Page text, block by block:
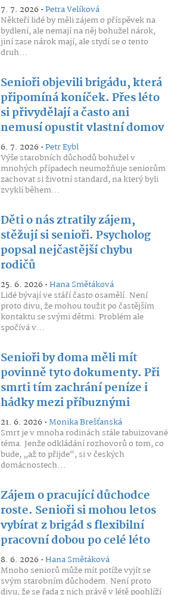
7. 7. 2026 •Petra Velíková
Někteří lidé by měli zájem o příspěvek na
bydlení, ale nemají na něj bohužel nárok,
jiní zase nárok mají, ale stydí se o tento
druh...
Senioři objevili brigádu, která
připomíná koníček. Přes léto
si přivydělají a často ani
nemusí opustit vlastní domov
6. 7. 2026 •Petr Eybl
Výše starobních důchodů bohužel v
mnohých případech neumožňuje seniorům
zachovat si životní standard, na který byli
zvyklí během...
Děti o nás ztratily zájem,
stěžují si senioři. Psycholog
popsal nejčastější chybu
rodičů
25. 6. 2026 •Hana Smětáková
Lidé bývají ve stáří často osamělí. Není
proto divu, že mohou toužit po častějším
kontaktu se svými dětmi. Problém ale
spočívá v...
Senioři by doma měli mít
povinně tyto dokumenty. Při
smrti tím zachrání peníze i
hádky mezi příbuznými
21. 6. 2026 •Monika Brešťanská
Smrt je v mnoha rodinách stále tabuizované
téma. Jenže odkládání rozhovorů o tom, co
bude, „až to přijde“, si v českých
domácnostech...
Zájem o pracující důchodce
roste. Senioři si mohou letos
vybírat z brigád s flexibilní
pracovní dobou po celé léto
8. 6. 2026 •Hana Smětáková
Mnoho seniorů může mít potíže vyjít se
svým starobním důchodem. Není proto
divu, že se řada z nich právě v létě poohlíží